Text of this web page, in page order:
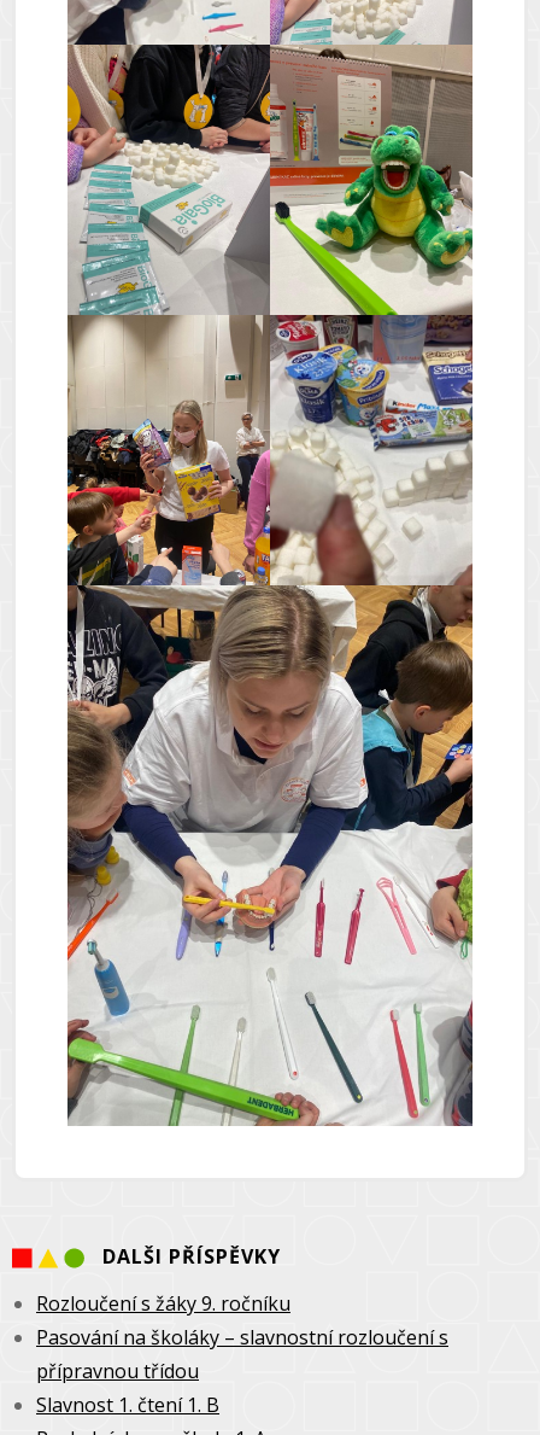
DALŠI PŘÍSPĚVKY
Rozloučení s žáky 9. ročníku
Pasování na školáky – slavnostní rozloučení s
přípravnou třídou
Slavnost 1. čtení 1. B